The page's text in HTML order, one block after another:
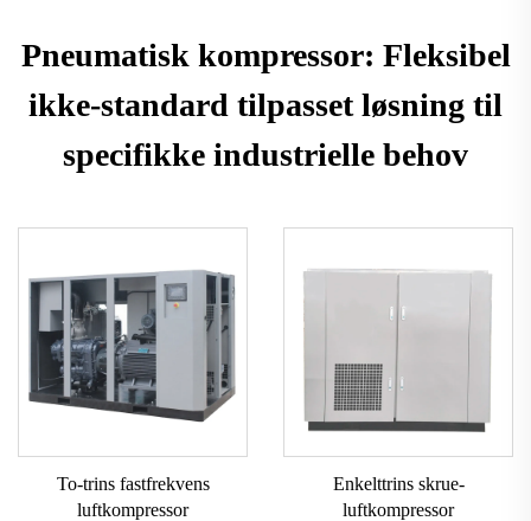
Pneumatisk kompressor: Fleksibel
ikke-standard tilpasset løsning til
specifikke industrielle behov
To-trins fastfrekvens
luftkompressor
Enkelttrins skrue-
luftkompressor